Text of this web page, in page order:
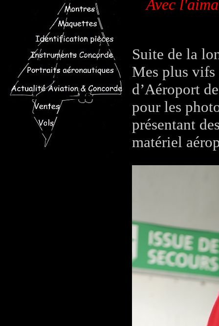
Avec
Suite de la
Mes plus vifs
d’Aéroport
pour les
présentant
matériel